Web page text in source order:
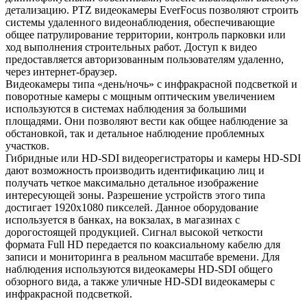
детализацию. PTZ видеокамеры EverFocus позволяют строить
системы удаленного видеонаблюдения, обеспечивающие
общее патрулирование территории, контроль парковки или
ход выполнения строительных работ. Доступ к видео
предоставляется авторизованным пользователям удаленно,
через интернет-браузер.
Видеокамеры типа «день/ночь» с инфракрасной подсветкой и
поворотные камеры с мощным оптическим увеличением
используются в системах наблюдения за большими
площадями. Они позволяют вести как общее наблюдение за
обстановкой, так и детальное наблюдение проблемных
участков.
Гибридные или HD-SDI видеорегистраторы и камеры HD-SDI
дают возможность производить идентификацию лиц и
получать четкое максимально детальное изображение
интересующей зоны. Разрешение устройств этого типа
достигает 1920х1080 пикселей. Данное оборудование
используется в банках, на вокзалах, в магазинах с
дорогостоящей продукцией. Сигнал высокой четкости
формата Full HD передается по коаксиальному кабелю для
записи и мониторинга в реальном масштабе времени. Для
наблюдения используются видеокамеры HD-SDI общего
обзорного вида, а также уличные HD-SDI видеокамеры с
инфракрасной подсветкой.